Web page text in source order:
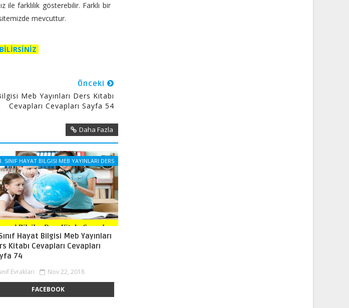
ile farklılık gösterebilir. Farklı bir
mevcuttur.
Önceki
Meb Yayınları Ders Kitabı
Cevapları Cevapları Sayfa 54
Daha Fazla
SINIF HAYAT BILGISI MEB YAYINLARI DERS
CEVAPLARI
Hayat Bilgisi Meb Yayınları
Kitabı Cevapları Cevapları
74
Evrakları Nov 22, 2018
FACEBOOK